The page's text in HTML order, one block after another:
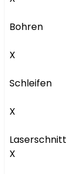
Bohren
X
Schleifen
X
Laserschnitt
X